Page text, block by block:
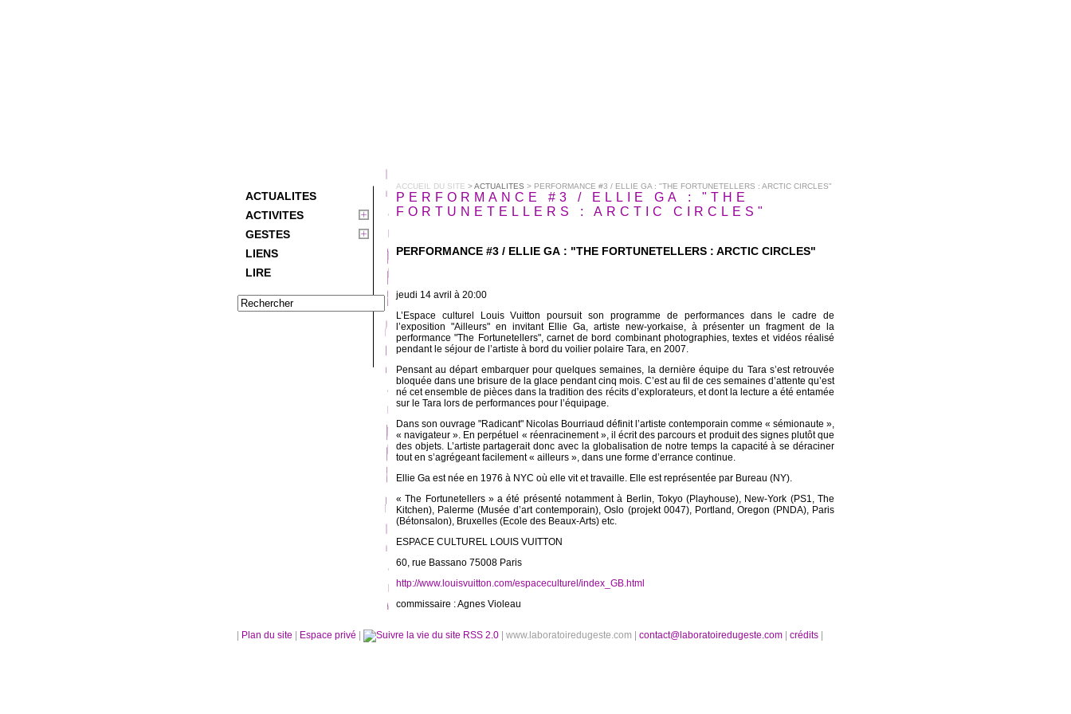
ACTUALITES
ACTIVITES
GESTES
LIENS
LIRE
ACCUEIL DU SITE >ACTUALITES > PERFORMANCE #3 / ELLIE GA : "THE FORTUNETELLERS : ARCTIC CIRCLES"
PERFORMANCE #3 / ELLIE GA : "THE
FORTUNETELLERS : ARCTIC CIRCLES"
PERFORMANCE #3 / ELLIE GA : "THE FORTUNETELLERS : ARCTIC CIRCLES"
jeudi 14 avril à 20:00
L’Espace culturel Louis Vuitton poursuit son programme de performances dans le cadre de
l’exposition "Ailleurs" en invitant Ellie Ga, artiste new-yorkaise, à présenter un fragment de la
performance "The Fortunetellers", carnet de bord combinant photographies, textes et vidéos réalisé
pendant le séjour de l’artiste à bord du voilier polaire Tara, en 2007.
Pensant au départ embarquer pour quelques semaines, la dernière équipe du Tara s’est retrouvée
bloquée dans une brisure de la glace pendant cinq mois. C’est au fil de ces semaines d’attente qu’est
né cet ensemble de pièces dans la tradition des récits d’explorateurs, et dont la lecture a été entamée
sur le Tara lors de performances pour l’équipage.
Dans son ouvrage "Radicant" Nicolas Bourriaud définit l’artiste contemporain comme « sémionaute »,
« navigateur ». En perpétuel « réenracinement », il écrit des parcours et produit des signes plutôt que
des objets. L’artiste partagerait donc avec la globalisation de notre temps la capacité à se déraciner
tout en s’agrégeant facilement « ailleurs », dans une forme d’errance continue.
Ellie Ga est née en 1976 à NYC où elle vit et travaille. Elle est représentée par Bureau (NY).
« The Fortunetellers » a été présenté notamment à Berlin, Tokyo (Playhouse), New-York (PS1, The
Kitchen), Palerme (Musée d’art contemporain), Oslo (projekt 0047), Portland, Oregon (PNDA), Paris
(Bétonsalon), Bruxelles (Ecole des Beaux-Arts) etc.
ESPACE CULTUREL LOUIS VUITTON
60, rue Bassano 75008 Paris
http://www.louisvuitton.com/espaceculturel/index_GB.html
commissaire : Agnes Violeau
Plan du site Espace privé RSS 2.0 | www.laboratoiredugeste.com | contact@laboratoiredugeste.com crédits